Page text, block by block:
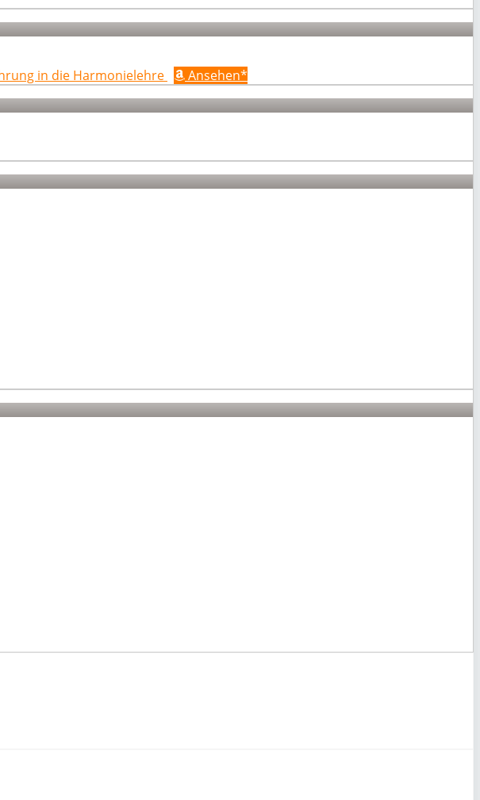
in die Harmonielehre Ansehen*